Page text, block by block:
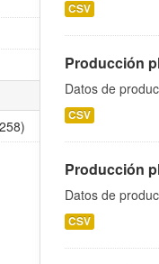
CSV
Producción
Datos de
CSV
Producción
Datos de
CSV